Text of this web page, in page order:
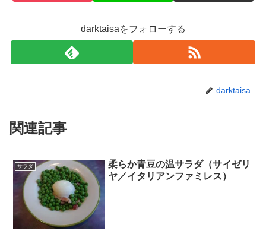
darktaisaをフォローする
darktaisa
関連記事
サラダ
柔らか青豆の温サラダ（サイゼリ
ヤ／イタリアンファミレス）